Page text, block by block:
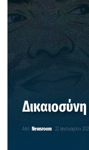
Από Newsroom 22 Ιανουαρίου